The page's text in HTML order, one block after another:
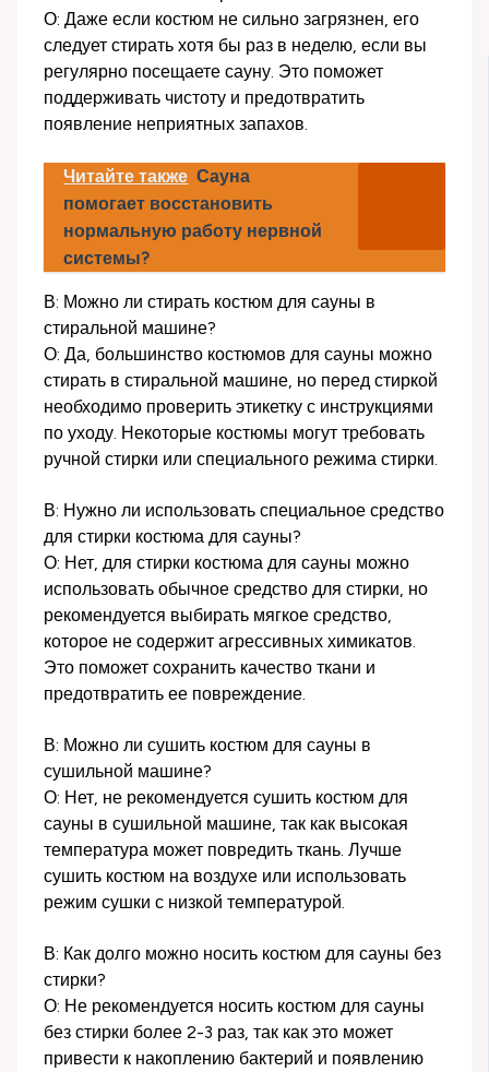
О: Даже если костюм не сильно загрязнен, его
следует стирать хотя бы раз в неделю, если вы
регулярно посещаете сауну. Это поможет
поддерживать чистоту и предотвратить
появление неприятных запахов.
Читайте также Сауна
помогает восстановить
нормальную работу нервной
системы?
В: Можно ли стирать костюм для сауны в
стиральной машине?
О: Да, большинство костюмов для сауны можно
стирать в стиральной машине, но перед стиркой
необходимо проверить этикетку с инструкциями
по уходу. Некоторые костюмы могут требовать
ручной стирки или специального режима стирки.
В: Нужно ли использовать специальное средство
для стирки костюма для сауны?
О: Нет, для стирки костюма для сауны можно
использовать обычное средство для стирки, но
рекомендуется выбирать мягкое средство,
которое не содержит агрессивных химикатов.
Это поможет сохранить качество ткани и
предотвратить ее повреждение.
В: Можно ли сушить костюм для сауны в
сушильной машине?
О: Нет, не рекомендуется сушить костюм для
сауны в сушильной машине, так как высокая
температура может повредить ткань. Лучше
сушить костюм на воздухе или использовать
режим сушки с низкой температурой.
В: Как долго можно носить костюм для сауны без
стирки?
О: Не рекомендуется носить костюм для сауны
без стирки более 2-3 раз, так как это может
привести к накоплению бактерий и появлению